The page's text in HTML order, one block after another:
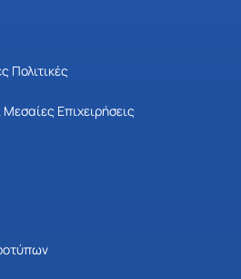
Πολιτικές
Επιχειρήσεις